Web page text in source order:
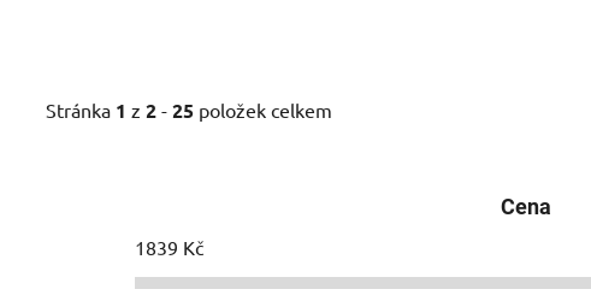
Stránka 1 z 2 - 25 položek celkem
Cena
1839 Kč